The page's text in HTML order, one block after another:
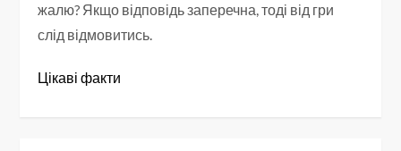
жалю? Якщо відповідь заперечна, тоді від гри
слід відмовитись.
Цікаві факти